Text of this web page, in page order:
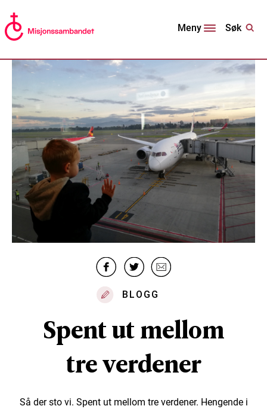
Meny Søk
BLOGG
Spent ut mellom
tre verdener
Så der sto vi. Spent ut mellom tre verdener. Hengende i